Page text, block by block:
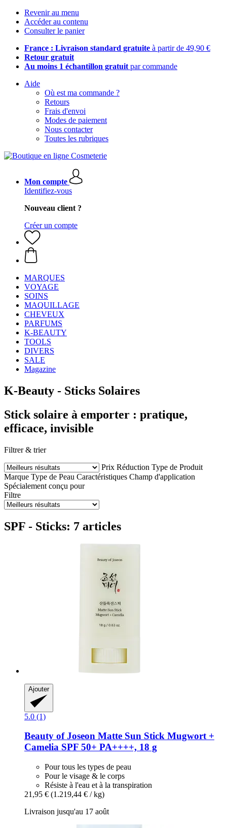
Revenir au menu
Accéder au contenu
Consulter le panier
France : Livraison standard gratuite à partir de 49,90 €
Retour gratuit
Au moins 1 échantillon gratuit par commande
Aide
Où est ma commande ?
Retours
Frais d'envoi
Modes de paiement
Nous contacter
Toutes les rubriques
Mon compte
Identifiez-vous
Nouveau client ?
Créer un compte
MARQUES
VOYAGE
SOINS
MAQUILLAGE
CHEVEUX
PARFUMS
K-BEAUTY
TOOLS
DIVERS
SALE
Magazine
K-Beauty - Sticks Solaires
Stick solaire à emporter : pratique,
efficace, invisible
Filtrer & trier
Prix Réduction Type de Produit
Marque Type de Peau Caractéristiques Champ d'application
Spécialement conçu pour
Filtre
SPF - Sticks: 7 articles
Ajouter
5.0 (1)
Beauty of Joseon Matte Sun Stick Mugwort +
Camelia SPF 50+ PA++++, 18 g
Pour tous les types de peau
Pour le visage & le corps
Résiste à l'eau et à la transpiration
21,95 € (1.219,44 € / kg)
Livraison jusqu'au 17 août